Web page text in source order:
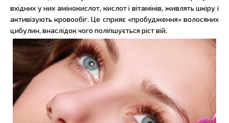
вхідних у них амінокислот, кислот і вітамінів, живлять шкіру і
активізують кровообіг. Це сприяє «пробудження» волосяних
цибулин, внаслідок чого поліпшується ріст вій.